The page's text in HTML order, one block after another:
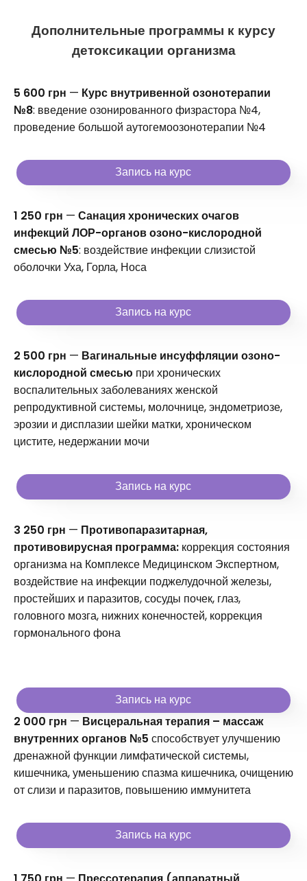
Дополнительные программы к курсу
детоксикации организма
5 600 грн — Курс внутривенной озонотерапии
№8: введение озонированного физрастора №4,
проведение большой аутогемоозонотерапии №4
Запись на курс
1 250 грн — Санация хронических очагов
инфекций ЛОР-органов озоно-кислородной
смесью №5: воздействие инфекции слизистой
оболочки Уха, Горла, Носа
Запись на курс
2 500 грн — Вагинальные инсуффляции озоно-
кислородной смесью при хронических
воспалительных заболеваниях женской
репродуктивной системы, молочнице, эндометриозе,
эрозии и дисплазии шейки матки, хроническом
цистите, недержании мочи
Запись на курс
3 250 грн — Противопаразитарная,
противовирусная программа: коррекция состояния
организма на Комплексе Медицинском Экспертном,
воздействие на инфекции поджелудочной железы,
простейших и паразитов, сосуды почек, глаз,
головного мозга, нижних конечностей, коррекция
гормонального фона
Запись на курс
2 000 грн — Висцеральная терапия – массаж
внутренних органов №5 способствует улучшению
дренажной функции лимфатической системы,
кишечника, уменьшению спазма кишечника, очищению
от слизи и паразитов, повышению иммунитета
Запись на курс